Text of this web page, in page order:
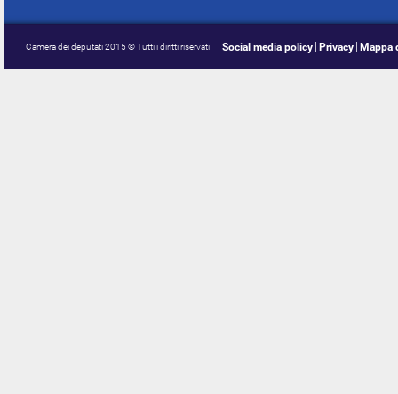
Camera dei deputati 2015 © Tutti i diritti riservati Social media policy Privacy Mappa